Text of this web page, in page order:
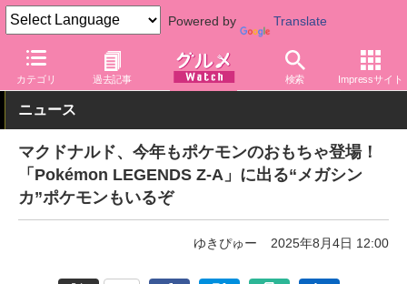
Powered by Translate
カテゴリ 過去記事 検索 Impressサイト
グルメ Watch 店舗 ファストフード マクドナルド
ニュース
マクドナルド、今年もポケモンのおもちゃ登場！
「Pokémon LEGENDS Z-A」に出る“メガシン
カ”ポケモンもいるぞ
ゆきぴゅー 2025年8月4日 12:00